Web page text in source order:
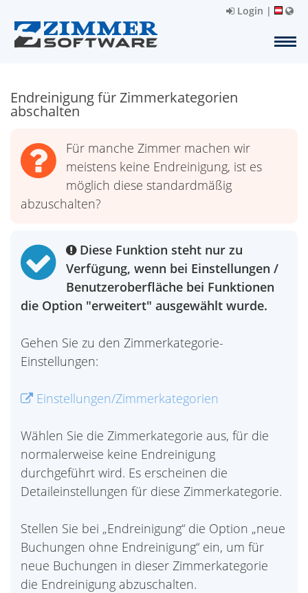
Login |
Endreinigung für Zimmerkategorien
abschalten
Für manche Zimmer machen wir
meistens keine Endreinigung, ist es
möglich diese standardmäßig
abzuschalten?
Diese Funktion steht nur zu
Verfügung, wenn bei Einstellungen /
Benutzeroberfläche bei Funktionen
die Option "erweitert" ausgewählt wurde.
Gehen Sie zu den Zimmerkategorie-
Einstellungen:
Einstellungen/Zimmerkategorien
Wählen Sie die Zimmerkategorie aus, für die
normalerweise keine Endreinigung
durchgeführt wird. Es erscheinen die
Detaileinstellungen für diese Zimmerkategorie.
Stellen Sie bei „Endreinigung“ die Option „neue
Buchungen ohne Endreinigung“ ein, um für
neue Buchungen in dieser Zimmerkategorie
die Endreinigung abzuschalten.